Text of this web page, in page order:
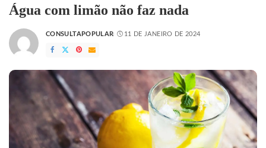
Água com limão não faz nada
BY
CONSULTAPOPULAR 11 DE JANEIRO DE 2024